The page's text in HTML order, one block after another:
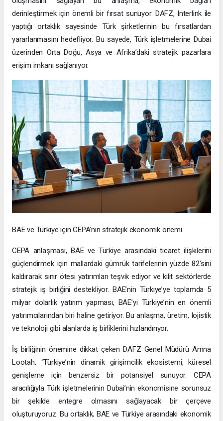
derinleştirmek için önemli bir fırsat sunuyor. DAFZ, Interlink ile
yaptığı ortaklık sayesinde Türk şirketlerinin bu fırsatlardan
yararlanmasını hedefliyor. Bu sayede, Türk işletmelerine Dubai
üzerinden Orta Doğu, Asya ve Afrika’daki stratejik pazarlara
erişim imkanı sağlanıyor.
BAE ve Türkiye için CEPA’nın stratejik ekonomik önemi
CEPA anlaşması, BAE ve Türkiye arasındaki ticaret ilişkilerini
güçlendirmek için mallardaki gümrük tarifelerinin yüzde 82’sini
kaldırarak sınır ötesi yatırımları teşvik ediyor ve kilit sektörlerde
stratejik iş birliğini destekliyor. BAE’nin Türkiye’ye toplamda 5
milyar dolarlık yatırım yapması, BAE’yi Türkiye’nin en önemli
yatırımcılarından biri haline getiriyor. Bu anlaşma, üretim, lojistik
ve teknoloji gibi alanlarda iş birliklerini hızlandırıyor.
İş birliğinin önemine dikkat çeken DAFZ Genel Müdürü Amna
Lootah, “Türkiye’nin dinamik girişimcilik ekosistemi, küresel
genişleme için benzersiz bir potansiyel sunuyor. CEPA
aracılığıyla Türk işletmelerinin Dubai’nin ekonomisine sorunsuz
bir şekilde entegre olmasını sağlayacak bir çerçeve
oluşturuyoruz. Bu ortaklık, BAE ve Türkiye arasındaki ekonomik